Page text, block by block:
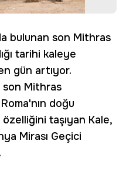
bulunan son Mithras
tarihi kaleye
gün artıyor.
son Mithras
doğu
özelliğini taşıyan Kale,
Mirası Geçici